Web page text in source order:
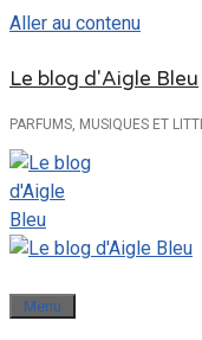
Aller au contenu
Le blog d'Aigle Bleu
PARFUMS, MUSIQUES ET
Menu